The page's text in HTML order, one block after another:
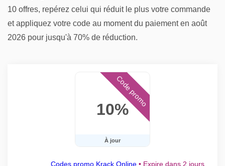
10 offres, repérez celui qui réduit le plus votre commande
et appliquez votre code au moment du paiement en août
2026 pour jusqu'à 70% de réduction.
10%
À jour
Code promo
Codes promo Krack Online • Expire dans 2 jours